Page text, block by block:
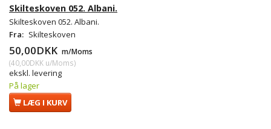
Skilteskoven 052. Albani.
Skilteskoven 052. Albani.
Fra: Skilteskoven
50,00DKK m/Moms
(40,00DKK u/Moms)
ekskl. levering
På lager
LÆG I KURV